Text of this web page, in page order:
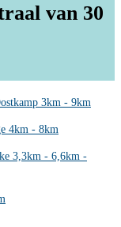
van 30
3km - 9km
4km - 8km
3,3km - 6,6km -